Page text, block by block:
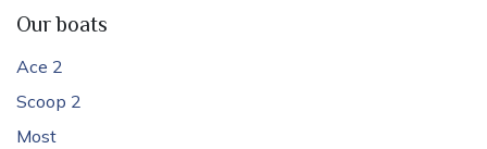
Our boats
Ace 2
Scoop 2
Most